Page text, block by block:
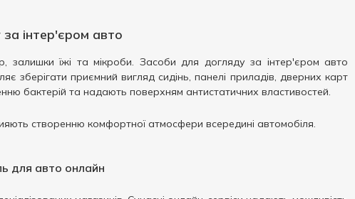
інтер'єром авто
залишки їжі та мікроби. Засоби для догляду за інтер'єром авто
зберігати приємний вигляд сидінь, панелі приладів, дверних карт
бактерій та надають поверхням антистатичних властивостей.
створенню комфортної атмосфери всередині автомобіля.
для авто онлайн